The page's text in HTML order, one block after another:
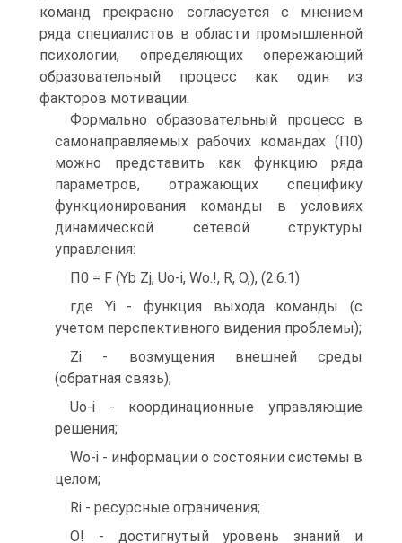
команд прекрасно согласуется с мнением
ряда специалистов в области промышленной
психологии, определяющих опережающий
образовательный процесс как один из
факторов мотивации.
Формально образовательный процесс в
самонаправляемых рабочих командах (П0)
можно представить как функцию ряда
параметров, отражающих специфику
функционирования команды в условиях
динамической сетевой структуры
управления:
П0 = F (Yb Zj, Uo-i, Wo.!, R, О,), (2.6.1)
где Yi - функция выхода команды (с
учетом перспективного видения проблемы);
Zi - возмущения внешней среды
(обратная связь);
Uo-i - координационные управляющие
решения;
Wo-i - информации о состоянии системы в
целом;
Ri - ресурсные ограничения;
О! - достигнутый уровень знаний и